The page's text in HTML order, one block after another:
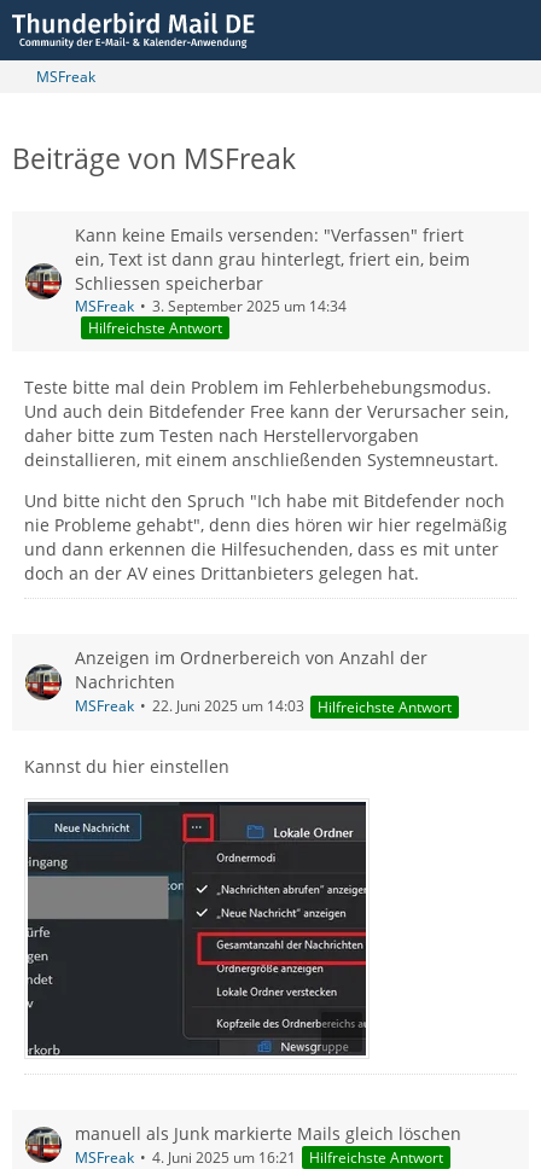
MSFreak
Beiträge von MSFreak
Kann keine Emails versenden: "Verfassen" friert
ein, Text ist dann grau hinterlegt, friert ein, beim
Schliessen speicherbar
MSFreak
3. September 2025 um 14:34
Hilfreichste Antwort
Teste bitte mal dein Problem im Fehlerbehebungsmodus.
Und auch dein Bitdefender Free kann der Verursacher sein,
daher bitte zum Testen nach Herstellervorgaben
deinstallieren, mit einem anschließenden Systemneustart.
Und bitte nicht den Spruch "Ich habe mit Bitdefender noch
nie Probleme gehabt", denn dies hören wir hier regelmäßig
und dann erkennen die Hilfesuchenden, dass es mit unter
doch an der AV eines Drittanbieters gelegen hat.
Anzeigen im Ordnerbereich von Anzahl der
Nachrichten
MSFreak 22. Juni 2025 um 14:03 Hilfreichste Antwort
Kannst du hier einstellen
manuell als Junk markierte Mails gleich löschen
MSFreak 4. Juni 2025 um 16:21 Hilfreichste Antwort